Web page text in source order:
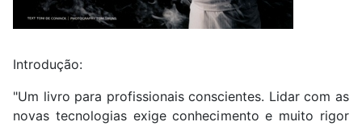
Introdução:
"Um livro para profissionais conscientes. Lidar com as
novas tecnologias exige conhecimento e muito rigor